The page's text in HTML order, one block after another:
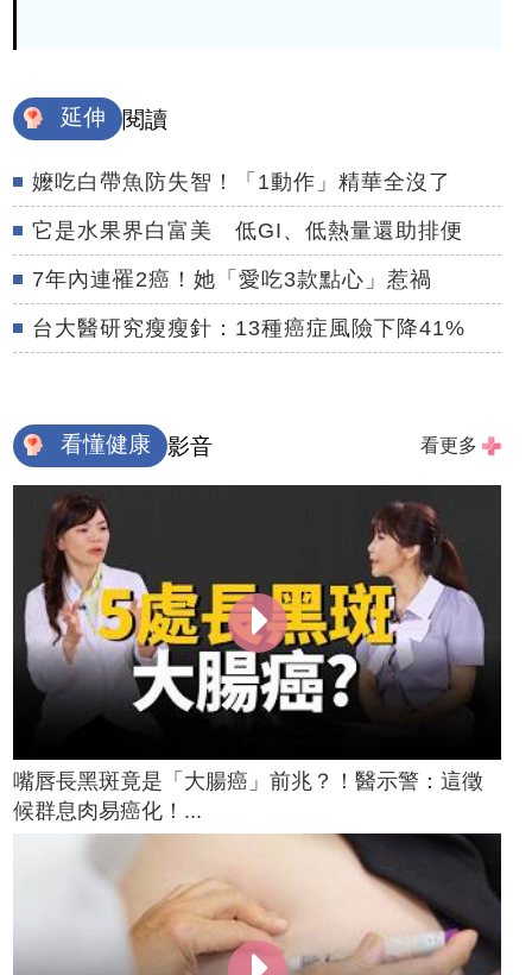
延伸 閱讀
嬤吃白帶魚防失智！「1動作」精華全沒了
它是水果界白富美 低GI、低熱量還助排便
7年內連罹2癌！她「愛吃3款點心」惹禍
台大醫研究瘦瘦針：13種癌症風險下降41%
看懂健康 影音 看更多
嘴唇長黑斑竟是「大腸癌」前兆？！醫示警：這徵
候群息肉易癌化！...